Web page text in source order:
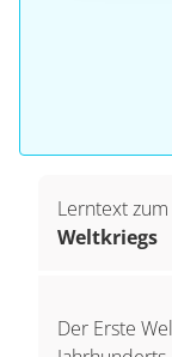
Lerntext
Weltkriegs
Der Erste